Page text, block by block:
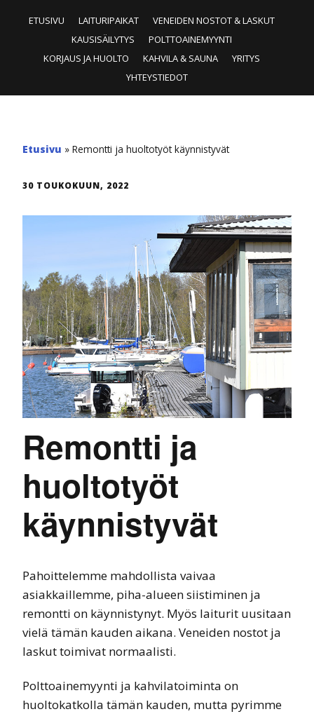
ETUSIVU LAITURIPAIKAT
VENEIDEN NOSTOT & LASKUT
KAUSISÄILYTYS
POLTTOAINEMYYNTI
KORJAUS JA HUOLTO
KAHVILA & SAUNA
YRITYS
YHTEYSTIEDOT
Etusivu » Remontti ja huoltotyöt käynnistyvät
30 TOUKOKUUN, 2022
Remontti ja
huoltotyöt
käynnistyvät
Pahoittelemme mahdollista vaivaa
asiakkaillemme, piha-alueen siistiminen ja
remontti on käynnistynyt. Myös laiturit uusitaan
vielä tämän kauden aikana. Veneiden nostot ja
laskut toimivat normaalisti.
Polttoainemyynti ja kahvilatoiminta on
huoltokatkolla tämän kauden, mutta pyrimme